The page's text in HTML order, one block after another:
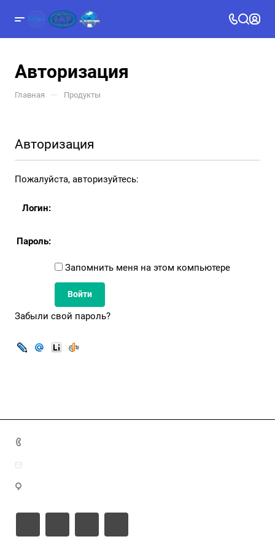
Авторизация
Главная — Продукты
Авторизация
Пожалуйста, авторизуйтесь:
Логин:
Пароль:
Запомнить меня на этом компьютере
Забыли свой пароль?